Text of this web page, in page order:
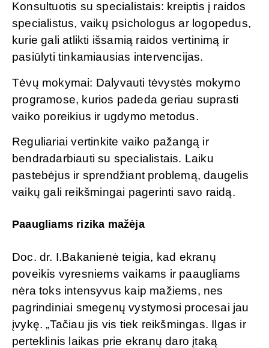
Konsultuotis su specialistais: kreiptis į raidos
specialistus, vaikų psichologus ar logopedus,
kurie gali atlikti išsamią raidos vertinimą ir
pasiūlyti tinkamiausias intervencijas.
Tėvų mokymai: Dalyvauti tėvystės mokymo
programose, kurios padeda geriau suprasti
vaiko poreikius ir ugdymo metodus.
Reguliariai vertinkite vaiko pažangą ir
bendradarbiauti su specialistais. Laiku
pastebėjus ir sprendžiant problemą, daugelis
vaikų gali reikšmingai pagerinti savo raidą.
Paaugliams rizika mažėja
Doc. dr. I.Bakanienė teigia, kad ekranų
poveikis vyresniems vaikams ir paaugliams
nėra toks intensyvus kaip mažiems, nes
pagrindiniai smegenų vystymosi procesai jau
įvykę. „Tačiau jis vis tiek reikšmingas. Ilgas ir
perteklinis laikas prie ekranų daro įtaką